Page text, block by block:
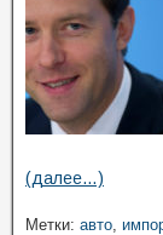
(далее…)
Метки: авто,